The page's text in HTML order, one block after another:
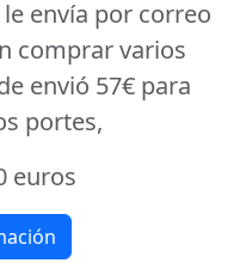
envía por correo
comprar varios
envió 57€ para
portes,
euros